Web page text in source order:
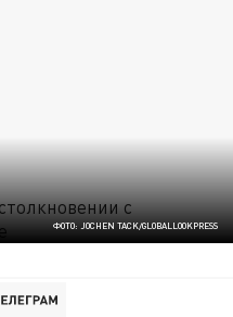
ФОТО: JOCHEN TACK/GLOBALLOOKPRESS